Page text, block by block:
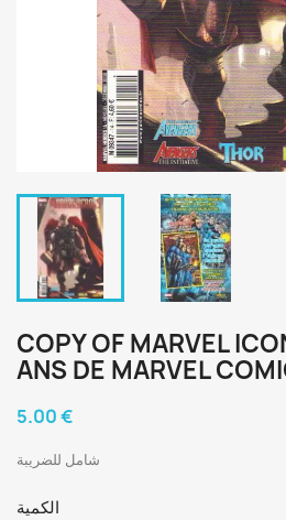
COPY OF MARVEL
ANS DE MARVEL
5.00 €
شامل للضريبة
الكمية